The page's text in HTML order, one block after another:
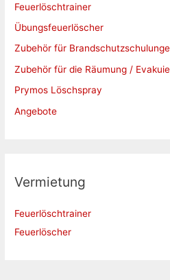
Feuerlöschtrainer
Übungsfeuerlöscher
Zubehör für
Zubehör für die Räumung /
Prymos Löschspray
Angebote
Vermietung
Feuerlöschtrainer
Feuerlöscher